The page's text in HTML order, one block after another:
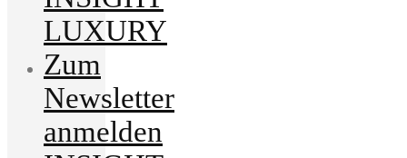
LUXURY
Zum
Newsletter
anmelden